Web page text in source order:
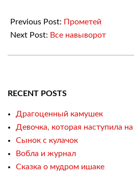
17
Previous Post: Прометей
Next Post: Все навыворот
RECENT POSTS
Драгоценный камушек
Девочка, которая наступила
Сынок с кулачок
Вобла и журнал
Сказка о мудром ишаке